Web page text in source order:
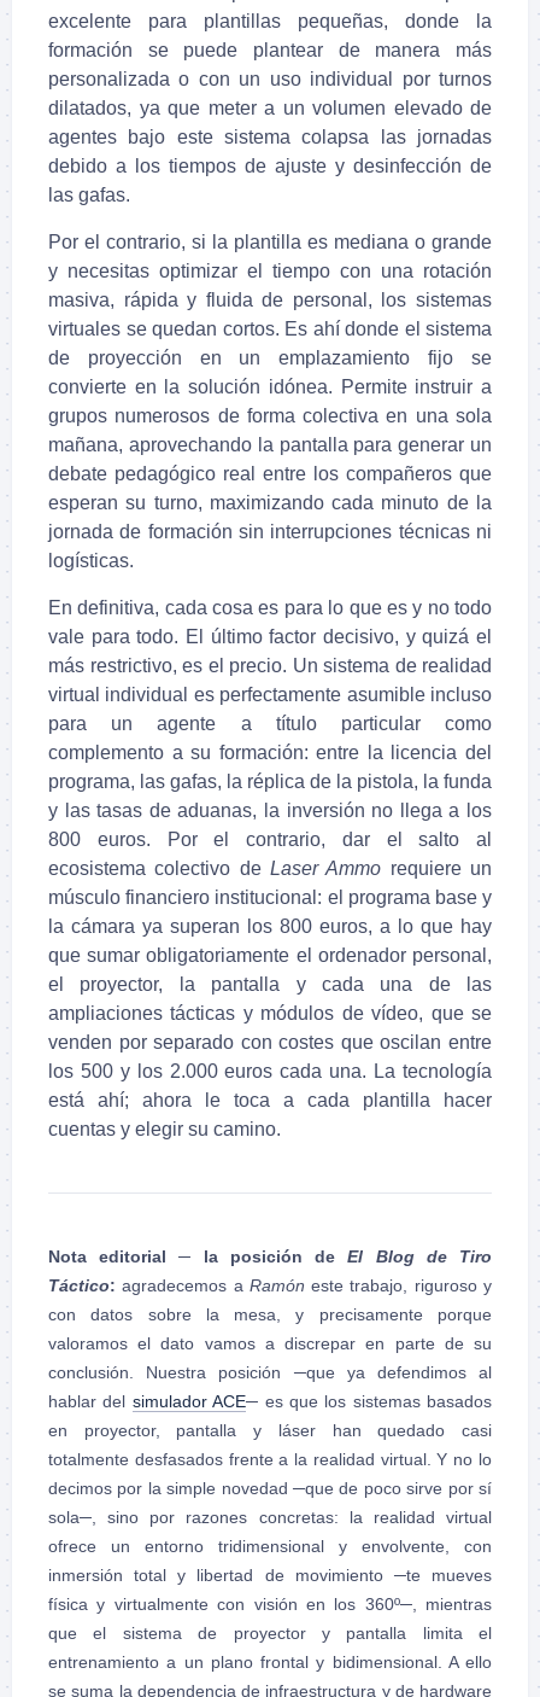
excelente para plantillas pequeñas, donde la
formación se puede plantear de manera más
personalizada o con un uso individual por turnos
dilatados, ya que meter a un volumen elevado de
agentes bajo este sistema colapsa las jornadas
debido a los tiempos de ajuste y desinfección de
las gafas.
Por el contrario, si la plantilla es mediana o grande
y necesitas optimizar el tiempo con una rotación
masiva, rápida y fluida de personal, los sistemas
virtuales se quedan cortos. Es ahí donde el sistema
de proyección en un emplazamiento fijo se
convierte en la solución idónea. Permite instruir a
grupos numerosos de forma colectiva en una sola
mañana, aprovechando la pantalla para generar un
debate pedagógico real entre los compañeros que
esperan su turno, maximizando cada minuto de la
jornada de formación sin interrupciones técnicas ni
logísticas.
En definitiva, cada cosa es para lo que es y no todo
vale para todo. El último factor decisivo, y quizá el
más restrictivo, es el precio. Un sistema de realidad
virtual individual es perfectamente asumible incluso
para un agente a título particular como
complemento a su formación: entre la licencia del
programa, las gafas, la réplica de la pistola, la funda
y las tasas de aduanas, la inversión no llega a los
800 euros. Por el contrario, dar el salto al
ecosistema colectivo de Laser Ammo requiere un
músculo financiero institucional: el programa base y
la cámara ya superan los 800 euros, a lo que hay
que sumar obligatoriamente el ordenador personal,
el proyector, la pantalla y cada una de las
ampliaciones tácticas y módulos de vídeo, que se
venden por separado con costes que oscilan entre
los 500 y los 2.000 euros cada una. La tecnología
está ahí; ahora le toca a cada plantilla hacer
cuentas y elegir su camino.
Nota editorial ─ la posición deEl Blog de Tiro
Táctico: agradecemos a Ramón este trabajo, riguroso y
con datos sobre la mesa, y precisamente porque
valoramos el dato vamos a discrepar en parte de su
conclusión. Nuestra posición ─que ya defendimos al
hablar del simulador ACE─ es que los sistemas basados
en proyector, pantalla y láser han quedado casi
totalmente desfasados frente a la realidad virtual. Y no lo
decimos por la simple novedad ─que de poco sirve por sí
sola─, sino por razones concretas: la realidad virtual
ofrece un entorno tridimensional y envolvente, con
inmersión total y libertad de movimiento ─te mueves
física y virtualmente con visión en los 360º─, mientras
que el sistema de proyector y pantalla limita el
entrenamiento a un plano frontal y bidimensional. A ello
se suma la dependencia de infraestructura y de hardware